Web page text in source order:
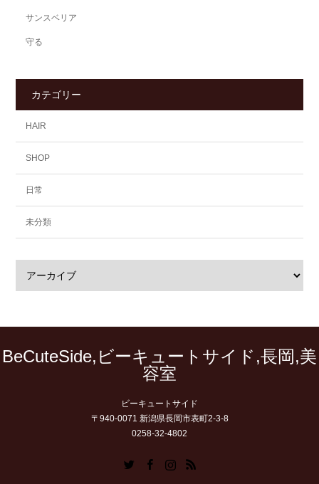
サンスベリア
守る
カテゴリー
HAIR
SHOP
日常
未分類
BeCuteSide,ビーキュートサイド,長岡,美
容室
ビーキュートサイド
〒940-0071 新潟県長岡市表町2-3-8
0258-32-4802
RSS